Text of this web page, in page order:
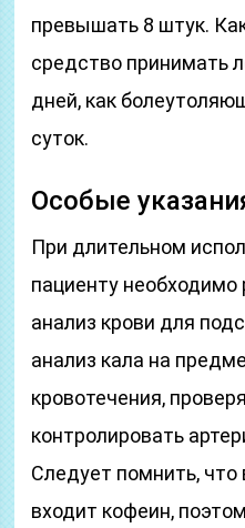
превышать 8 штук.
средство принимать
дней, как
суток.
Особые
При длительном
пациенту необходимо
анализ крови для
анализ кала на
кровотечения,
контролировать
Следует помнить, что
входит кофеин,